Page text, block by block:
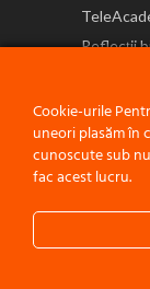
Reflecții
Politică
Cookie-urile
uneori plasăm în
cunoscute sub
fac acest lucru.